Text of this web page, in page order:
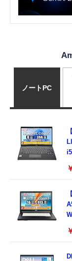
ノートPC